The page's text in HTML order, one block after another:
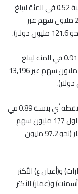
وارتفع مؤشر السوق الرئيسي 40.42 نقطة بنسبة 0.52 في المئة ليبلغ
مستوى 7881.67 نقطة من خلال تداول 223.18 مليون سهم عبر
وارتفع مؤشر السوق الأول 83.99 نقطة بنسبة 0.91 في المئة ليبلغ
مستوى 9349.85 نقطة من خلال تداول 231.9 مليون سهم عبر 13,196
في موازاة ذلك ارتفع مؤشر (رئيسي 50) 71.06 نقطة أي بنسبة 0.89 في
المئة ليبلغ مستوى 8076.77 نقطة من خلال تداول 177 مليون سهم
عبر 8905 صفقات نقدية بقيمة 31.9 مليون دينار (نحو 97.2 مليون
و(أعيان ع) الأكثر
و(عمار) الأكثر